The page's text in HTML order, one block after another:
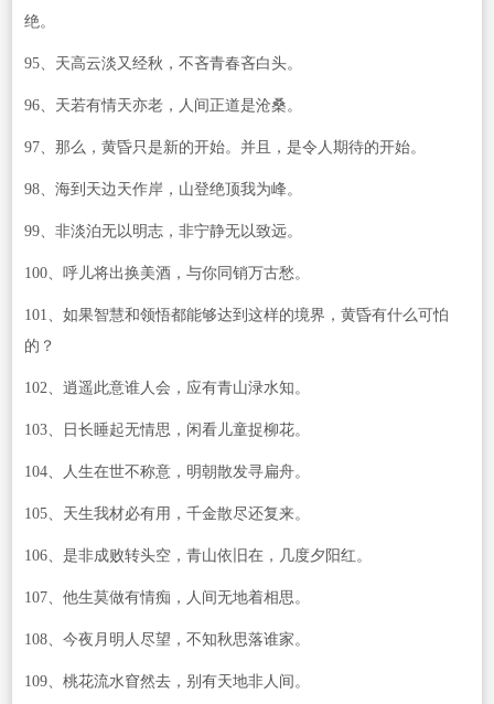
绝。
95、天高云淡又经秋，不吝青春吝白头。
96、天若有情天亦老，人间正道是沧桑。
97、那么，黄昏只是新的开始。并且，是令人期待的开始。
98、海到天边天作岸，山登绝顶我为峰。
99、非淡泊无以明志，非宁静无以致远。
100、呼儿将出换美酒，与你同销万古愁。
101、如果智慧和领悟都能够达到这样的境界，黄昏有什么可怕
的？
102、逍遥此意谁人会，应有青山渌水知。
103、日长睡起无情思，闲看儿童捉柳花。
104、人生在世不称意，明朝散发寻扁舟。
105、天生我材必有用，千金散尽还复来。
106、是非成败转头空，青山依旧在，几度夕阳红。
107、他生莫做有情痴，人间无地着相思。
108、今夜月明人尽望，不知秋思落谁家。
109、桃花流水窅然去，别有天地非人间。